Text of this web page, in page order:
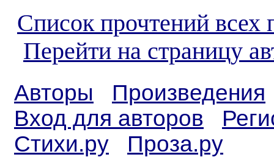
Список прочтений всех
Перейти на страницу
Авторы
Произведения
Вход для авторов
Стихи.ру
Проза.ру